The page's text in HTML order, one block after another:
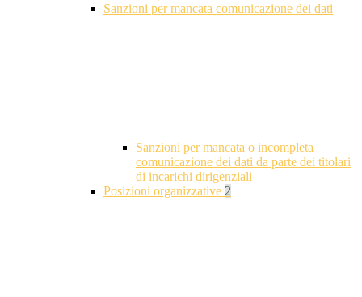
Sanzioni per mancata comunicazione dei dati
Sanzioni per mancata o incompleta
comunicazione dei dati da parte dei titolari
di incarichi dirigenziali
Posizioni organizzative 2